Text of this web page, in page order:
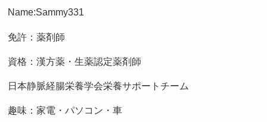
Name:Sammy331
免許：薬剤師
資格：漢方薬・生薬認定薬剤師
日本静脈経腸栄養学会栄養サポートチーム
趣味：家電・パソコン・車